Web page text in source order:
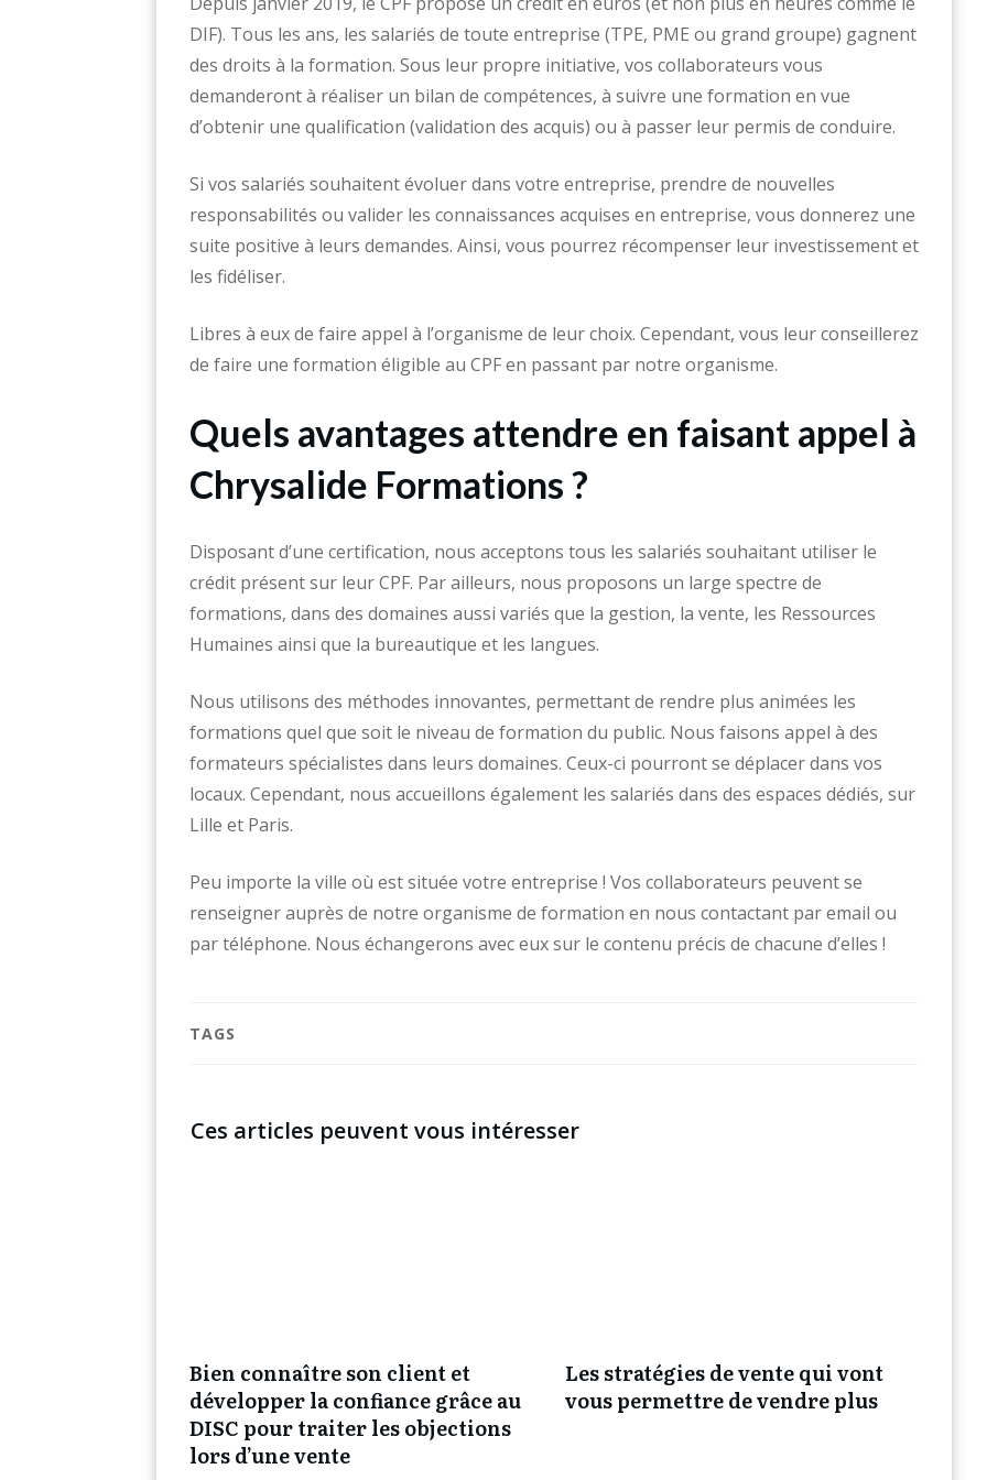
DIF). Tous les ans, les salariés de toute entreprise (TPE, PME ou grand groupe) gagnent
des droits à la formation. Sous leur propre initiative, vos collaborateurs vous
demanderont à réaliser un bilan de compétences, à suivre une formation en vue
d’obtenir une qualification (validation des acquis) ou à passer leur permis de conduire.
Si vos salariés souhaitent évoluer dans votre entreprise, prendre de nouvelles
responsabilités ou valider les connaissances acquises en entreprise, vous donnerez une
suite positive à leurs demandes. Ainsi, vous pourrez récompenser leur investissement et
les fidéliser.
Libres à eux de faire appel à l’organisme de leur choix. Cependant, vous leur conseillerez
de faire une formation éligible au CPF en passant par notre organisme.
Quels avantages attendre en faisant appel à
Chrysalide Formations ?
Disposant d’une certification, nous acceptons tous les salariés souhaitant utiliser le
crédit présent sur leur CPF. Par ailleurs, nous proposons un large spectre de
formations, dans des domaines aussi variés que la gestion, la vente, les Ressources
Humaines ainsi que la bureautique et les langues.
Nous utilisons des méthodes innovantes, permettant de rendre plus animées les
formations quel que soit le niveau de formation du public. Nous faisons appel à des
formateurs spécialistes dans leurs domaines. Ceux-ci pourront se déplacer dans vos
locaux. Cependant, nous accueillons également les salariés dans des espaces dédiés, sur
Lille et Paris.
Peu importe la ville où est située votre entreprise ! Vos collaborateurs peuvent se
renseigner auprès de notre organisme de formation en nous contactant par email ou
par téléphone. Nous échangerons avec eux sur le contenu précis de chacune d’elles !
TAGS
Ces articles peuvent vous intéresser
Bien connaître son client et
développer la confiance grâce au
DISC pour traiter les objections
lors d’une vente
Les stratégies de vente qui vont
vous permettre de vendre plus